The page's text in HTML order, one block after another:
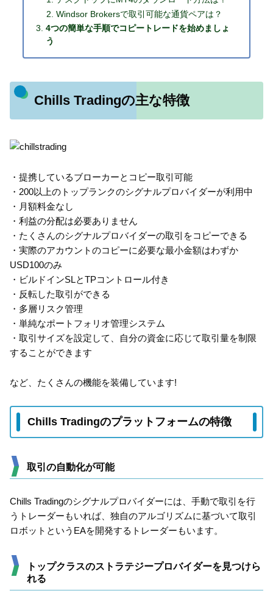
Windsor Brokersで取引可能な通貨ペアは？
4つの簡単な手順でコピートレードを始めましょ
う
Chills Tradingの主な特徴
・提携しているブローカーとコピー取引可能
・200以上のトップランクのシグナルプロバイダーが利用中
・月額料金なし
・利益の分配は必要ありません
・たくさんのシグナルプロバイダーの取引をコピーできる
・実際のアカウントのコピーに必要な最小金額はわずか
USD100のみ
・ビルドインSLとTPコントロール付き
・反転した取引ができる
・多層リスク管理
・単純なポートフォリオ管理システム
・取引サイズを設定して、自分の資金に応じて取引量を制限
することができます
など、たくさんの機能を装備しています!
Chills Tradingのプラットフォームの特徴
取引の自動化が可能
Chills Tradingのシグナルプロバイダーには、手動で取引を行
うトレーダーもいれば、独自のアルゴリズムに基づいて取引
ロボットというEAを開発するトレーダーもいます。
トップクラスのストラテジープロバイダーを見つけら
れる